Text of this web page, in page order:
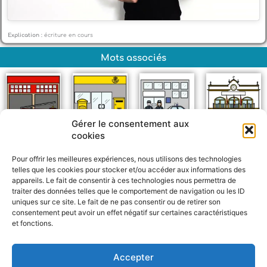
Gérer le consentement aux
cookies
Pour offrir les meilleures expériences, nous utilisons des technologies
telles que les cookies pour stocker et/ou accéder aux informations des
appareils. Le fait de consentir à ces technologies nous permettra de
traiter des données telles que le comportement de navigation ou les ID
uniques sur ce site. Le fait de ne pas consentir ou de retirer son
consentement peut avoir un effet négatif sur certaines caractéristiques
et fonctions.
Accepter
Explication : écriture en cours
Mots associés
Poste Mairie
a
h
e
s
a